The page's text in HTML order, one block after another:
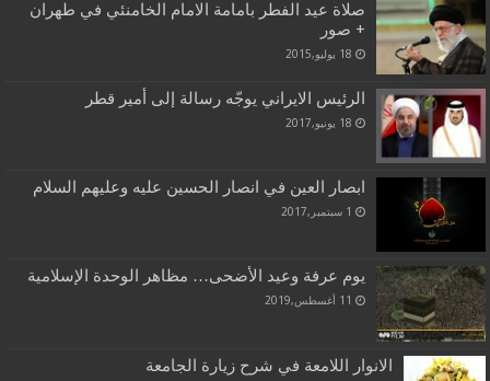
صلاة عيد الفطر بامامة الامام الخامنئي في طهران
+ صور
18 يوليو,2015
الرئيس الايراني يوجّه رسالة إلى أمير قطر
18 يونيو,2017
ابصار العين في انصار الحسين عليه وعليهم السلام
1 سبتمبر,2017
يوم عرفة وعيد الأضحى… مظاهر الوحدة الإسلامية
11 أغسطس,2019
الانوار اللامعة في شرح زيارة الجامعة